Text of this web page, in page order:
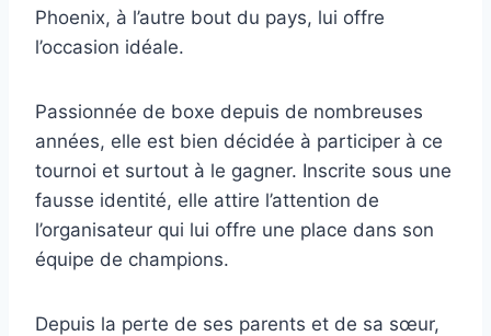
Phoenix, à l’autre bout du pays, lui offre
l’occasion idéale.
Passionnée de boxe depuis de nombreuses
années, elle est bien décidée à participer à ce
tournoi et surtout à le gagner. Inscrite sous une
fausse identité, elle attire l’attention de
l’organisateur qui lui offre une place dans son
équipe de champions.
Depuis la perte de ses parents et de sa sœur,